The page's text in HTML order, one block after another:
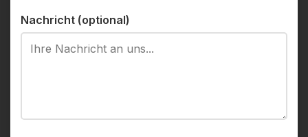
Nachricht (optional)